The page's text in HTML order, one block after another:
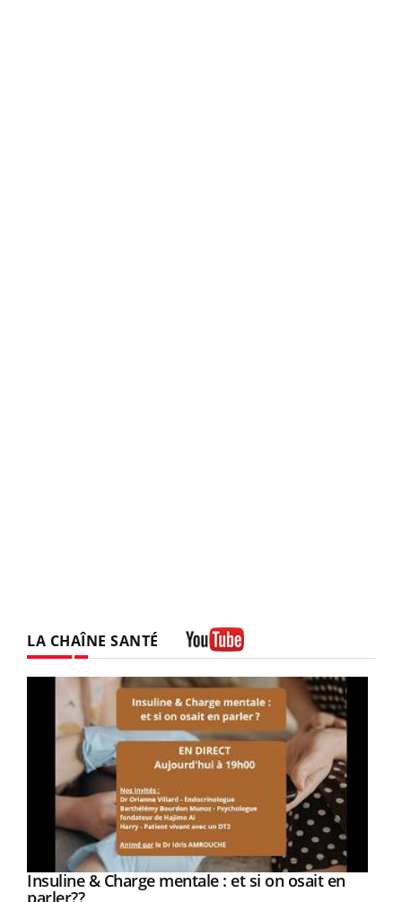
LA CHAÎNE SANTÉ
Youtube
Insuline & Charge mentale : et si on osait en
Youtube